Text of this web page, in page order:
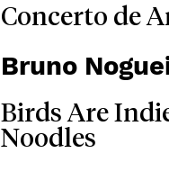
Concerto de
Bruno
Birds Are
Noodles